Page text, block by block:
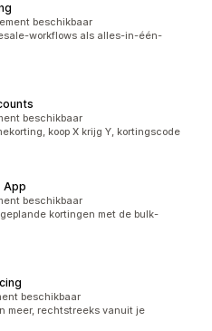
beschikbaar
workflows als alles-in-één-
beschikbaar
koop X krijg Y, kortingscode
App
beschikbaar
kortingen met de bulk-
beschikbaar
meer, rechtstreeks vanuit je